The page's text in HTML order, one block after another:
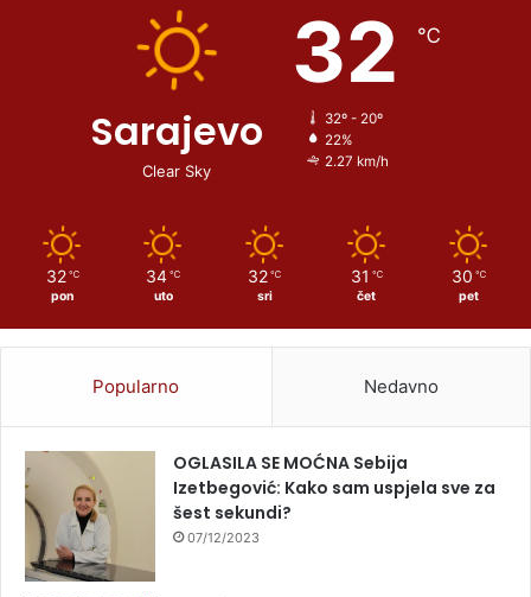
Sarajevo
Clear Sky
32 ℃
32º - 20º
22%
2.27 km/h
32 ℃
pon
34 ℃
uto
32 ℃
sri
31 ℃
čet
30 ℃
pet
Popularno Nedavno
OGLASILA SE MOĆNA Sebija
Izetbegović: Kako sam uspjela sve za
šest sekundi?
07/12/2023